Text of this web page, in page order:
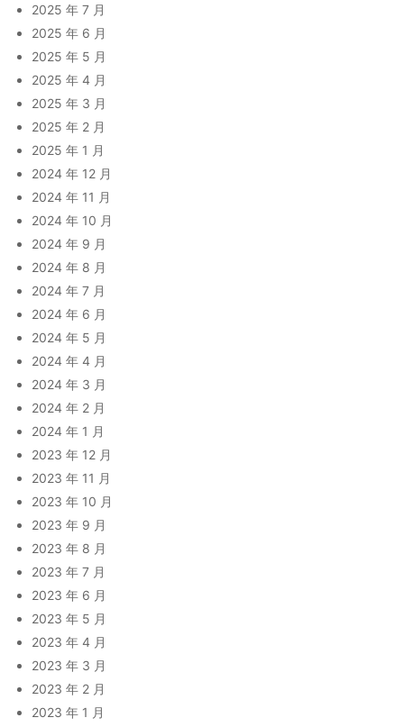
2025 年 7 月
2025 年 6 月
2025 年 5 月
2025 年 4 月
2025 年 3 月
2025 年 2 月
2025 年 1 月
2024 年 12 月
2024 年 11 月
2024 年 10 月
2024 年 9 月
2024 年 8 月
2024 年 7 月
2024 年 6 月
2024 年 5 月
2024 年 4 月
2024 年 3 月
2024 年 2 月
2024 年 1 月
2023 年 12 月
2023 年 11 月
2023 年 10 月
2023 年 9 月
2023 年 8 月
2023 年 7 月
2023 年 6 月
2023 年 5 月
2023 年 4 月
2023 年 3 月
2023 年 2 月
2023 年 1 月